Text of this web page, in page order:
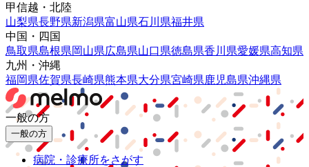
甲信越・北陸
山梨県長野県新潟県富山県石川県福井県
中国・四国
鳥取県島根県岡山県広島県山口県徳島県香川県愛媛県高知県
九州・沖縄
福岡県佐賀県長崎県熊本県大分県宮崎県鹿児島県沖縄県
一般の方
一般の方
病院・診療所をさがす